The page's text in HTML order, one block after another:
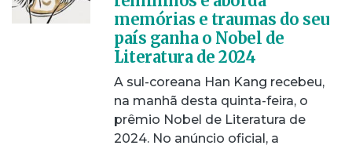
memórias e traumas do seu
país ganha o Nobel de
Literatura de 2024
A sul-coreana Han Kang recebeu,
na manhã desta quinta-feira, o
prêmio Nobel de Literatura de
2024. No anúncio oficial, a